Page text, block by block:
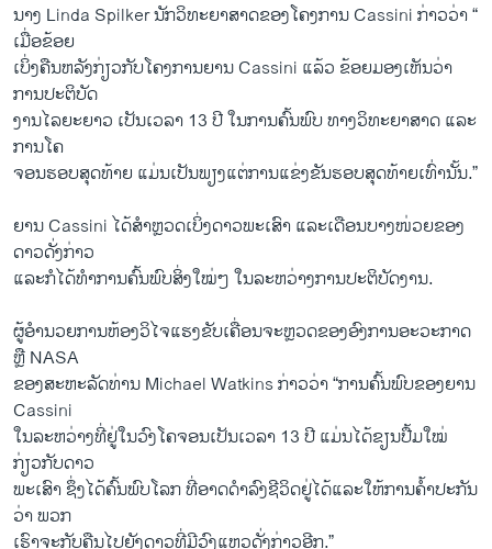
ນາງ Linda Spilker ນັກວິ​ທະຍາ​ສາດ​ຂອງ​ໂຄງການ Cassini ກ່າວ​ວ່າ “​
ເມື່ອ​ຂ້ອຍ​
ເບິ່ງ​ຄືນ​ຫລັງ​ກ່ຽວ​ກັບ​ໂຄງການ​ຍານ Cassini ​ແລ້ວ ຂ້ອຍ​ມອງ​ເຫັນ​ວ່າ
ການ​ປະຕິບັດ
​ງານ​ໄລຍະ​ຍາວ​ ເປັນ​ເວລາ 13 ປີ ​ໃນ​ການຄົ້ນພົບ​ ທາງວິທະຍາ​ສາດ ​ແລະ
​ການ​ໂຄ
ຈອນ​ຮອບ​ສຸດ​ທ້າຍ ​ແມ່ນ​ເປັນ​ພຽງ​ແຕ່​ການ​ແຂ່ງຂັນ​ຮອບ​ສຸດ​ທ້າຍ​ເທົ່າ​ນັ້ນ.”
ຍານ Cassini ​ໄດ້​ສຳ​ຫຼວດ​ເບິ່ງ​ດາວ​ພະ​ເສົາ ​ແລະ​ເດືອນ​ບາງ​ໜ່ວຍ​ຂອງ​
ດາວດັ່ງກ່າວ ​
ແລະ​ກໍ​ໄດ້​ທຳ​ການຄົ້ນພົບ​ສິ່ງ​ໃໝ່ໆ ​ໃນ​ລະຫວ່າງ​ການ​ປະ​ຕິ​ບັດ​ງານ.
ຜູ້ອຳນວຍການຫ້ອງວິໄຈແຮງຂັບເຄື່ອນຈະຫຼວດຂອງອົງການອະວະກາດ​
ຫຼື NASA
ຂອງ​ສະຫະລັດທ່ານ Michael Watkins ກ່າວ​ວ່າ “ການຄົ້ນພົບ​ຂອງ​ຍານ
Cassini ​
ໃນ​ລະຫວ່າງ​ທີ່ຢູ່​ໃນ​ວົງ​ໂຄຈອນ​ເປັນ​ເວລາ 13 ປີ ແມ່ນ​ໄດ້​ຂຽນ​ປື້ມ​ໃໝ່​
ກ່ຽວ​ກັບ​ດາວ
​ພະ​ເສົາ ຊຶ່ງ​ໄດ້​ຄົ້ນພົບ​ໂລກ ທີ່​ອາ​ດດຳລົງ​ຊີວິດ​ຢູ່ໄ​ດ້​ແລະ​ໃຫ້ການ​ຄ້ຳປະກັນ​
ວ່າ ພວກ​
ເຮົາ​ຈະ​ກັບ​ຄືນ​ໄປ​ຍັງ​ດາວ​ທີ່​ມີ​ວົງ​ແຫວ​ດັ່ງກ່າວ​ອີກ.”